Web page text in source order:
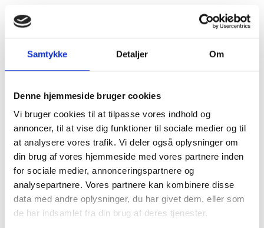
Samtykke Detaljer Om
Denne hjemmeside bruger cookies
Vi bruger cookies til at tilpasse vores indhold og
annoncer, til at vise dig funktioner til sociale medier og til
at analysere vores trafik. Vi deler også oplysninger om
din brug af vores hjemmeside med vores partnere inden
for sociale medier, annonceringspartnere og
analysepartnere. Vores partnere kan kombinere disse
data med andre oplysninger, du har givet dem, eller som
de har indsamlet fra din brug af deres tjenester.
Sorte knæstrømper i 20 denir fra Oroblu
Mere information
BESKRIVELSE